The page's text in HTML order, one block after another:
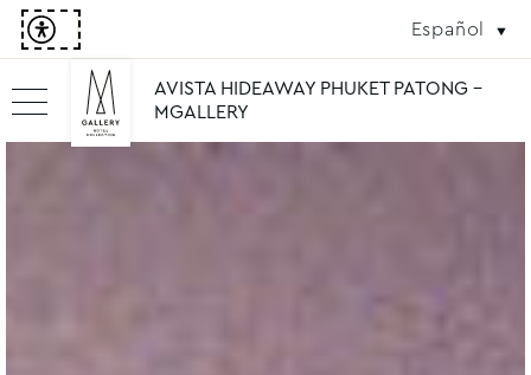
Español
AVISTA HIDEAWAY PHUKET PATONG -
MGALLERY